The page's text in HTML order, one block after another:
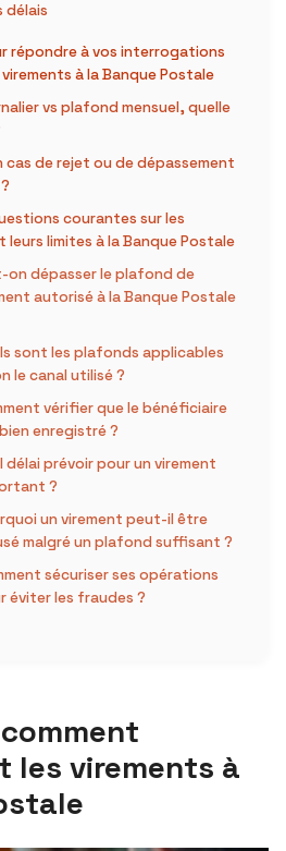
délais
répondre à vos interrogations
à la Banque Postale
vs plafond mensuel, quelle
cas de rejet ou de dépassement
courantes sur les
leurs limites à la Banque Postale
on dépasser le plafond de
autorisé à la Banque Postale
sont les plafonds applicables
le canal utilisé ?
vérifier que le bénéficiaire
enregistré ?
délai prévoir pour un virement
?
un virement peut-il être
malgré un plafond suffisant ?
sécuriser ses opérations
éviter les fraudes ?
virements à